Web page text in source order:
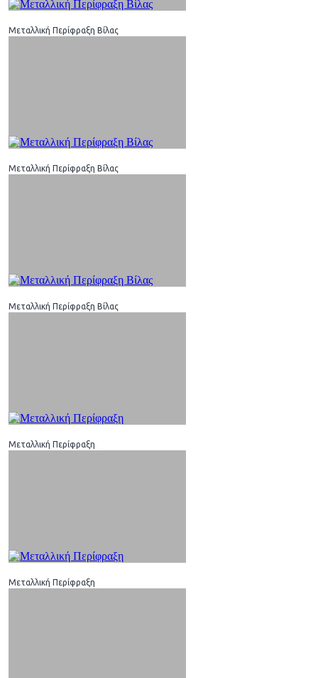
Μεταλλική Περίφραξη Βίλας
Μεταλλική Περίφραξη Βίλας
Μεταλλική Περίφραξη Βίλας
Μεταλλική Περίφραξη
Μεταλλική Περίφραξη